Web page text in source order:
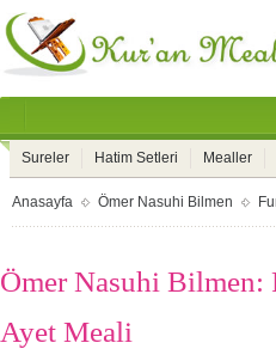
Sureler Hatim Setleri Mealler
Anasayfa Ömer Nasuhi Bilmen
Ömer Nasuhi Bilmen:
Ayet Meali